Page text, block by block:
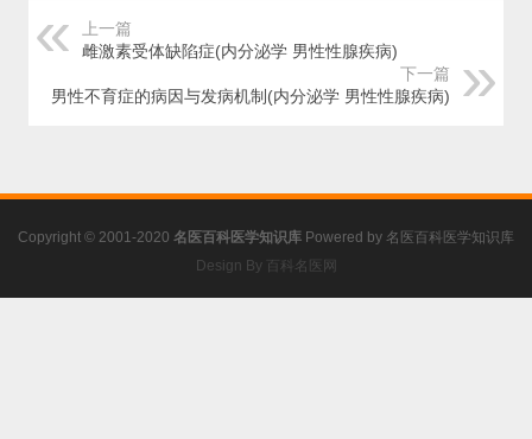
上一篇
雌激素受体缺陷症(内分泌学 男性性腺疾病)
下一篇
男性不育症的病因与发病机制(内分泌学 男性性腺疾病)
Copyright © 2001-2020 名医百科医学知识库 Powered by 名医百科医学知识库
Design By 百科名医网